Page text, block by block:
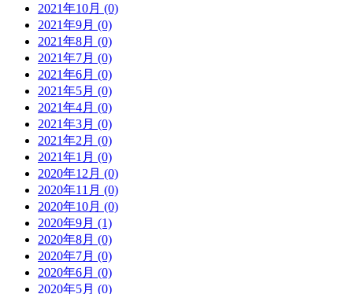
2021年10月 (0)
2021年9月 (0)
2021年8月 (0)
2021年7月 (0)
2021年6月 (0)
2021年5月 (0)
2021年4月 (0)
2021年3月 (0)
2021年2月 (0)
2021年1月 (0)
2020年12月 (0)
2020年11月 (0)
2020年10月 (0)
2020年9月 (1)
2020年8月 (0)
2020年7月 (0)
2020年6月 (0)
2020年5月 (0)